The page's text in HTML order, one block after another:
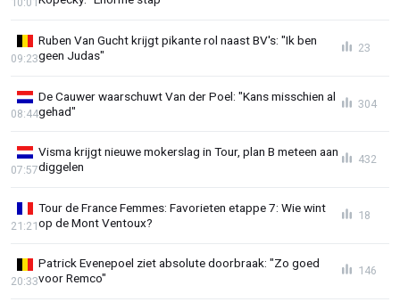
Ruben Van Gucht krijgt pikante rol naast BV's: "Ik ben
geen Judas"
09:23
23
De Cauwer waarschuwt Van der Poel: "Kans misschien al
gehad"
08:44
304
Visma krijgt nieuwe mokerslag in Tour, plan B meteen aan
diggelen
07:57
432
Tour de France Femmes: Favorieten etappe 7: Wie wint
op de Mont Ventoux?
21:21
18
Patrick Evenepoel ziet absolute doorbraak: "Zo goed
voor Remco"
20:33
146